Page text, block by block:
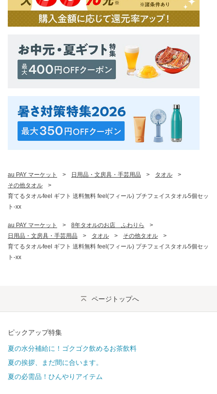
au PAY マーケット > 日用品・文房具・手芸用品 > タオル
>
その他タオル
>
育てるタオルfeel ギフト 送料無料 feel(フィール) プチフェイスタオル5個セッ
ト-xx
au PAY マーケット > 8年タオルのお店　ふわりら
>
日用品・文房具・手芸用品
> タオル > その他タオル
>
育てるタオルfeel ギフト 送料無料 feel(フィール) プチフェイスタオル5個セッ
ト-xx
ページトップへ
ピックアップ特集
夏の水分補給に！ゴクゴク飲めるお茶飲料
夏の挨拶、まだ間に合います。
夏の必需品！ひんやりアイテム